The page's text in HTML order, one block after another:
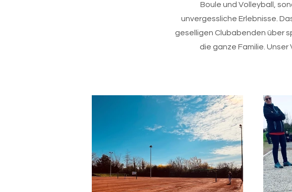
Boule und Volleyball,
unvergessliche Erlebnisse.
geselligen Clubabenden über
die ganze Familie.